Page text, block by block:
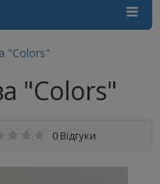
"Colors"
"Colors"
0 Відгуки